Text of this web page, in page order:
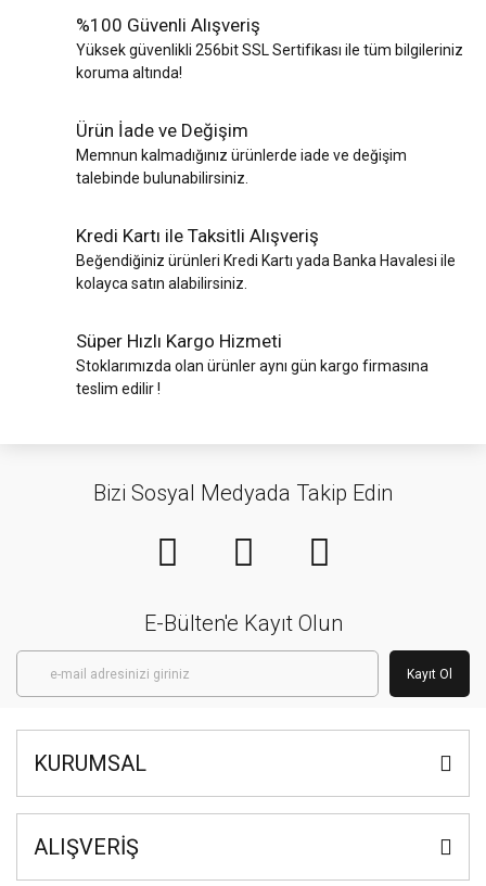
%100 Güvenli Alışveriş
Yüksek güvenlikli 256bit SSL Sertifikası ile tüm bilgileriniz
koruma altında!
Ürün İade ve Değişim
Memnun kalmadığınız ürünlerde iade ve değişim
talebinde bulunabilirsiniz.
Kredi Kartı ile Taksitli Alışveriş
Beğendiğiniz ürünleri Kredi Kartı yada Banka Havalesi ile
kolayca satın alabilirsiniz.
Süper Hızlı Kargo Hizmeti
Stoklarımızda olan ürünler aynı gün kargo firmasına
teslim edilir !
Bizi Sosyal Medyada Takip Edin
E-Bülten'e Kayıt Olun
Kayıt Ol
KURUMSAL
ALIŞVERİŞ